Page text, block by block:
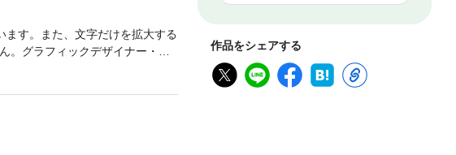
作品をシェアする
す。また、文字だけを拡大する
。グラフィックデザイナー・漫
たオールカラー・マンガ。自身
に入社。長女を出産後、2006